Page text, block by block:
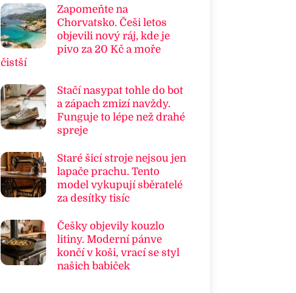
Zapomeňte na
Chorvatsko. Češi letos
objevili nový ráj, kde je
pivo za 20 Kč a moře
čistší
Stačí nasypat tohle do bot
a zápach zmizí navždy.
Funguje to lépe než drahé
spreje
Staré šicí stroje nejsou jen
lapače prachu. Tento
model vykupují sběratelé
za desítky tisíc
Češky objevily kouzlo
litiny. Moderní pánve
končí v koši, vrací se styl
našich babiček